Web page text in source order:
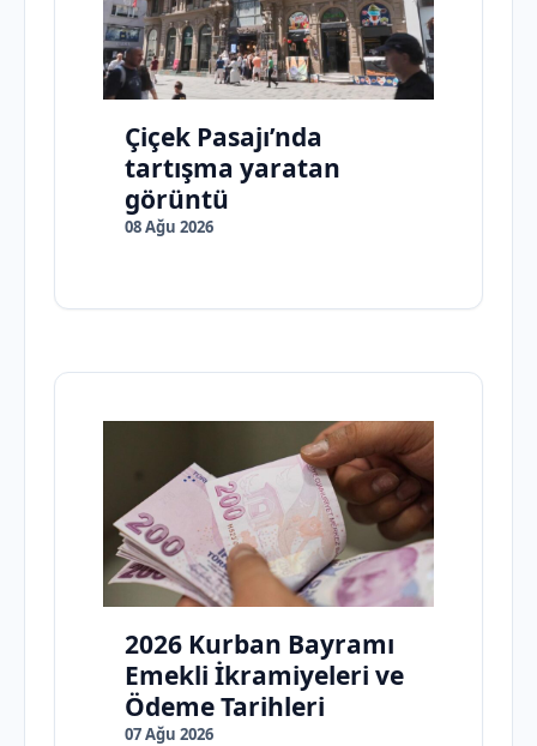
Çiçek Pasajı’nda
tartışma yaratan
görüntü
08 Ağu 2026
2026 Kurban Bayramı
Emekli İkramiyeleri ve
Ödeme Tarihleri
07 Ağu 2026